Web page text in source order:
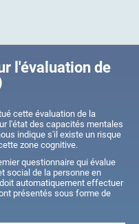
l'évaluation de
cette évaluation de la
l'état des capacités mentales
indique s'il existe un risque
zone cognitive.
questionnaire qui évalue
social de la personne en
automatiquement effectuer
présentés sous forme de